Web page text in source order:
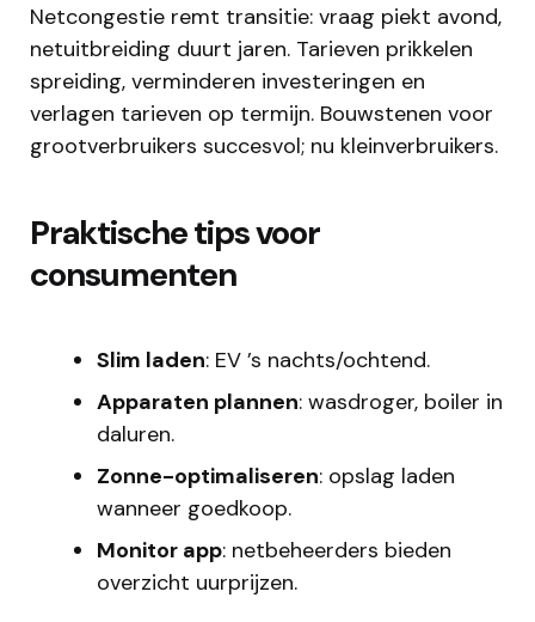
Netcongestie remt transitie: vraag piekt avond,
netuitbreiding duurt jaren. Tarieven prikkelen
spreiding, verminderen investeringen en
verlagen tarieven op termijn. Bouwstenen voor
grootverbruikers succesvol; nu kleinverbruikers.
Praktische tips voor
consumenten
Slim laden: EV ’s nachts/ochtend.
Apparaten plannen: wasdroger, boiler in
daluren.
Zonne-optimaliseren: opslag laden
wanneer goedkoop.
Monitor app: netbeheerders bieden
overzicht uurprijzen.